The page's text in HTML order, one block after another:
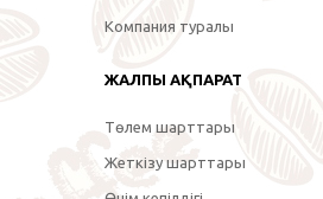
Компания туралы
ЖАЛПЫ АҚПАРАТ
Төлем шарттары
Жеткізу шарттары